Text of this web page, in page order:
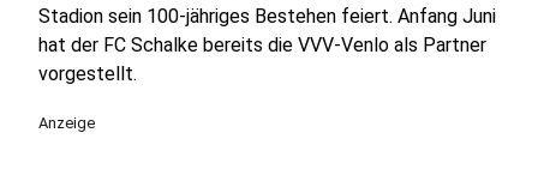
Stadion sein 100-jähriges Bestehen feiert. Anfang Juni
hat der FC Schalke bereits die VVV-Venlo als Partner
vorgestellt.
Anzeige